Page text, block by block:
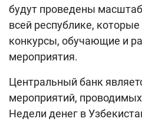
будут проведены
всей республике,
конкурсы, обучающие и
мероприятия.
Центральный банк
мероприятий,
Недели денег в